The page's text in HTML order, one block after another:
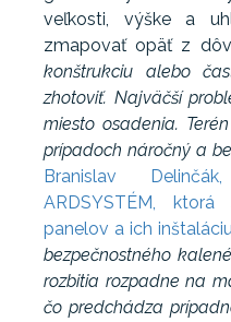
veľkosti, výške a
zmapovať opäť z
konštrukciu alebo
zhotoviť. Najväčší
miesto osadenia.
prípadoch náročný a
Branislav
ARDSYSTÉM,
panelov a ich
bezpečnostného
rozbitia rozpadne na
čo predchádza